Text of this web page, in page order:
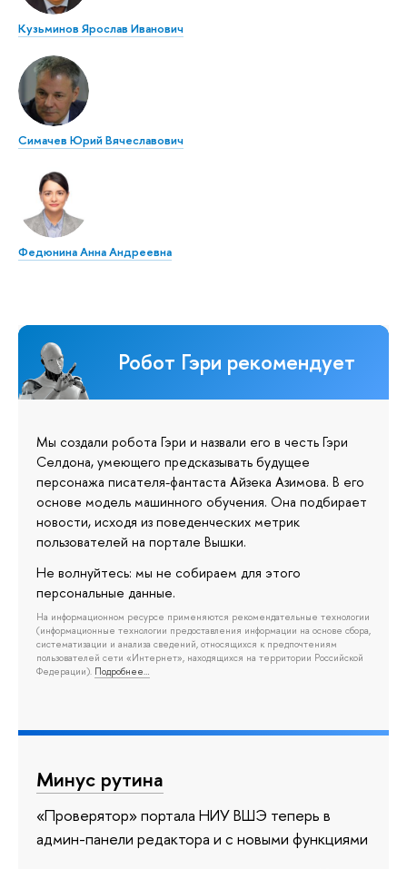
Кузьминов Ярослав Иванович
Симачев Юрий Вячеславович
Федюнина Анна Андреевна
Робот Гэри рекомендует
Мы создали робота Гэри и назвали его в честь Гэри
Селдона, умеющего предсказывать будущее
персонажа писателя-фантаста Айзека Азимова. В его
основе модель машинного обучения. Она подбирает
новости, исходя из поведенческих метрик
пользователей на портале Вышки.
Не волнуйтесь: мы не собираем для этого
персональные данные.
На информационном ресурсе применяются рекомендательные технологии
(информационные технологии предоставления информации на основе сбора,
систематизации и анализа сведений, относящихся к предпочтениям
пользователей сети «Интернет», находящихся на территории Российской
Федерации). Подробнее…
Минус рутина
«Проверятор» портала НИУ ВШЭ теперь в
админ-панели редактора и с новыми функциями